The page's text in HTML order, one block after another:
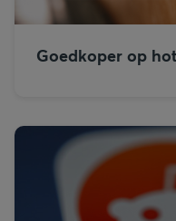
Goedkoper op